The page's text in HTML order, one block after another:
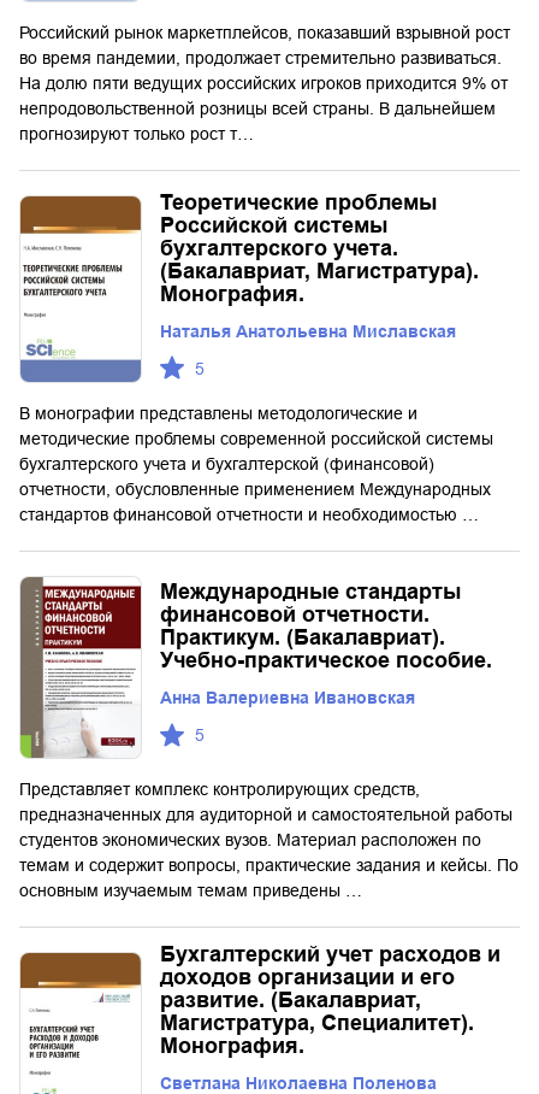
Российский рынок маркетплейсов, показавший взрывной рост
во время пандемии, продолжает стремительно развиваться.
На долю пяти ведущих российских игроков приходится 9% от
непродовольственной розницы всей страны. В дальнейшем
прогнозируют только рост т…
Теоретические проблемы
Российской системы
бухгалтерского учета.
(Бакалавриат, Магистратура).
Монография.
Наталья Анатольевна Миславская
5
В монографии представлены методологические и
методические проблемы современной российской системы
бухгалтерского учета и бухгалтерской (финансовой)
отчетности, обусловленные применением Международных
стандартов финансовой отчетности и необходимостью …
Международные стандарты
финансовой отчетности.
Практикум. (Бакалавриат).
Учебно-практическое пособие.
Анна Валериевна Ивановская
5
Представляет комплекс контролирующих средств,
предназначенных для аудиторной и самостоятельной работы
студентов экономических вузов. Материал расположен по
темам и содержит вопросы, практические задания и кейсы. По
основным изучаемым темам приведены …
Бухгалтерский учет расходов и
доходов организации и его
развитие. (Бакалавриат,
Магистратура, Специалитет).
Монография.
Светлана Николаевна Поленова